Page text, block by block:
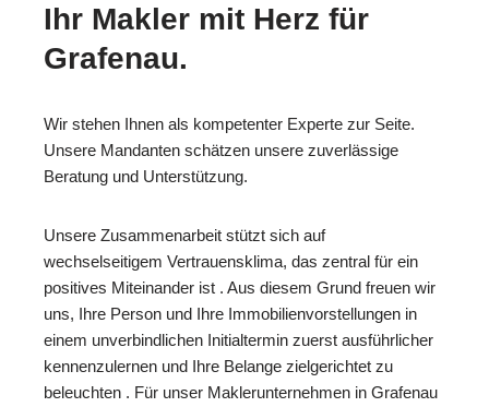
Ihr Makler mit Herz für
Grafenau.
Wir stehen Ihnen als kompetenter Experte zur Seite.
Unsere Mandanten schätzen unsere zuverlässige
Beratung und Unterstützung.
Unsere Zusammenarbeit stützt sich auf
wechselseitigem Vertrauensklima, das zentral für ein
positives Miteinander ist . Aus diesem Grund freuen wir
uns, Ihre Person und Ihre Immobilienvorstellungen in
einem unverbindlichen Initialtermin zuerst ausführlicher
kennenzulernen und Ihre Belange zielgerichtet zu
beleuchten . Für unser Maklerunternehmen in Grafenau